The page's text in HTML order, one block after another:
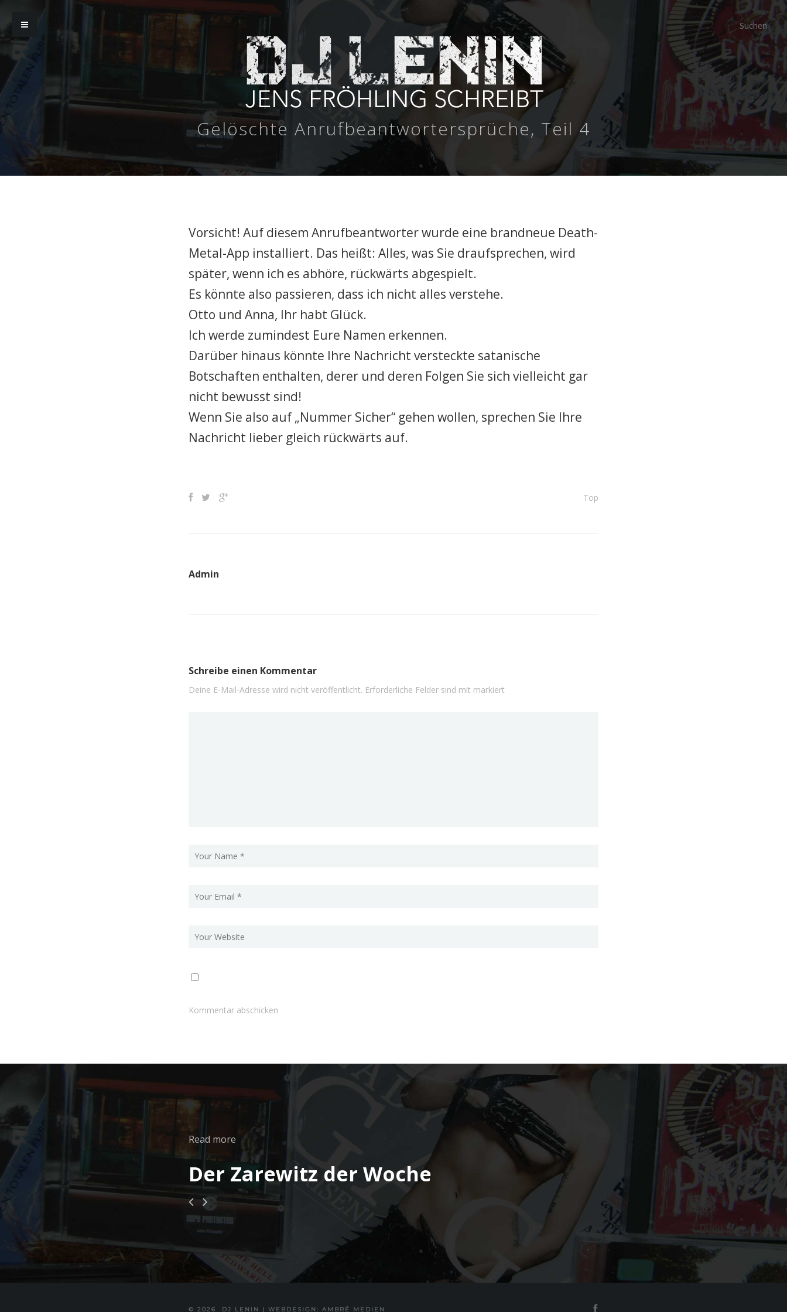
Gelöschte Anrufbeantwortersprüche, Teil 4
Vorsicht! Auf diesem Anrufbeantworter wurde eine brandneue Death-
Metal-App installiert. Das heißt: Alles, was Sie draufsprechen, wird
später, wenn ich es abhöre, rückwärts abgespielt.
Es könnte also passieren, dass ich nicht alles verstehe.
Otto und Anna, Ihr habt Glück.
Ich werde zumindest Eure Namen erkennen.
Darüber hinaus könnte Ihre Nachricht versteckte satanische
Botschaften enthalten, derer und deren Folgen Sie sich vielleicht gar
nicht bewusst sind!
Wenn Sie also auf „Nummer Sicher“ gehen wollen, sprechen Sie Ihre
Nachricht lieber gleich rückwärts auf.
Top
Admin
Schreibe einen Kommentar
Deine E-Mail-Adresse wird nicht veröffentlicht. Erforderliche Felder sind mit markiert
Read more
Der Zarewitz der Woche
© 2026 DJ LENIN | WEBDESIGN: AMBRÉ MEDIEN